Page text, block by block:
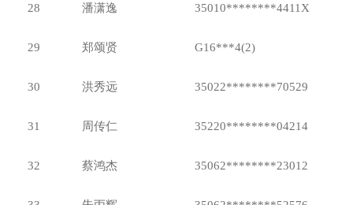
28 潘潇逸 35010********4411X
29 郑颂贤 G16***4(2)
30 洪秀远 35022********70529
31 周传仁 35220********04214
32 蔡鸿杰 35062********23012